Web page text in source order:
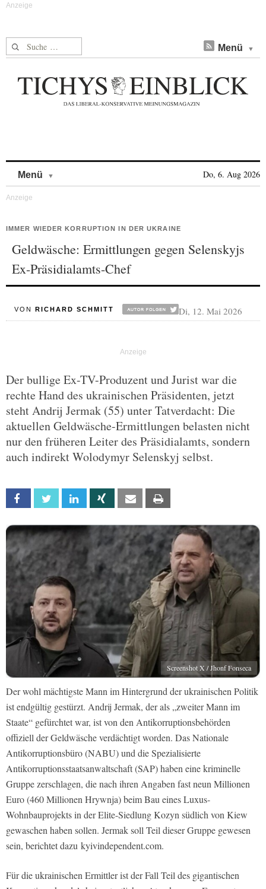
Suche nach: Menü
Menü Do, 6. Aug 2026
IMMER WIEDER KORRUPTION IN DER UKRAINE
Geldwäsche: Ermittlungen gegen Selenskyjs
Ex-Präsidialamts-Chef
VON RICHARD SCHMITT Di, 12. Mai 2026
Der bullige Ex-TV-Produzent und Jurist war die
rechte Hand des ukrainischen Präsidenten, jetzt
steht Andrij Jermak (55) unter Tatverdacht: Die
aktuellen Geldwäsche-Ermittlungen belasten nicht
nur den früheren Leiter des Präsidialamts, sondern
auch indirekt Wolodymyr Selenskyj selbst.
Facebook Twitter Linkedin Xing Email
Screenshot X / Jhonf Fonseca
Der wohl mächtigste Mann im Hintergrund der ukrainischen Politik
ist endgültig gestürzt. Andrij Jermak, der als „zweiter Mann im
Staate“ gefürchtet war, ist von den Antikorruptionsbehörden
offiziell der Geldwäsche verdächtigt worden. Das Nationale
Antikorruptionsbüro (NABU) und die Spezialisierte
Antikorruptionsstaatsanwaltschaft (SAP) haben eine kriminelle
Gruppe zerschlagen, die nach ihren Angaben fast neun Millionen
Euro (460 Millionen Hrywnja) beim Bau eines Luxus-
Wohnbauprojekts in der Elite-Siedlung Kozyn südlich von Kiew
gewaschen haben sollen. Jermak soll Teil dieser Gruppe gewesen
sein, berichtet dazu kyivindependent.com.
Für die ukrainischen Ermittler ist der Fall Teil des gigantischen